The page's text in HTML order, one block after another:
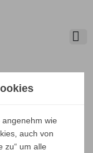

wie
auch von
zu“ um alle